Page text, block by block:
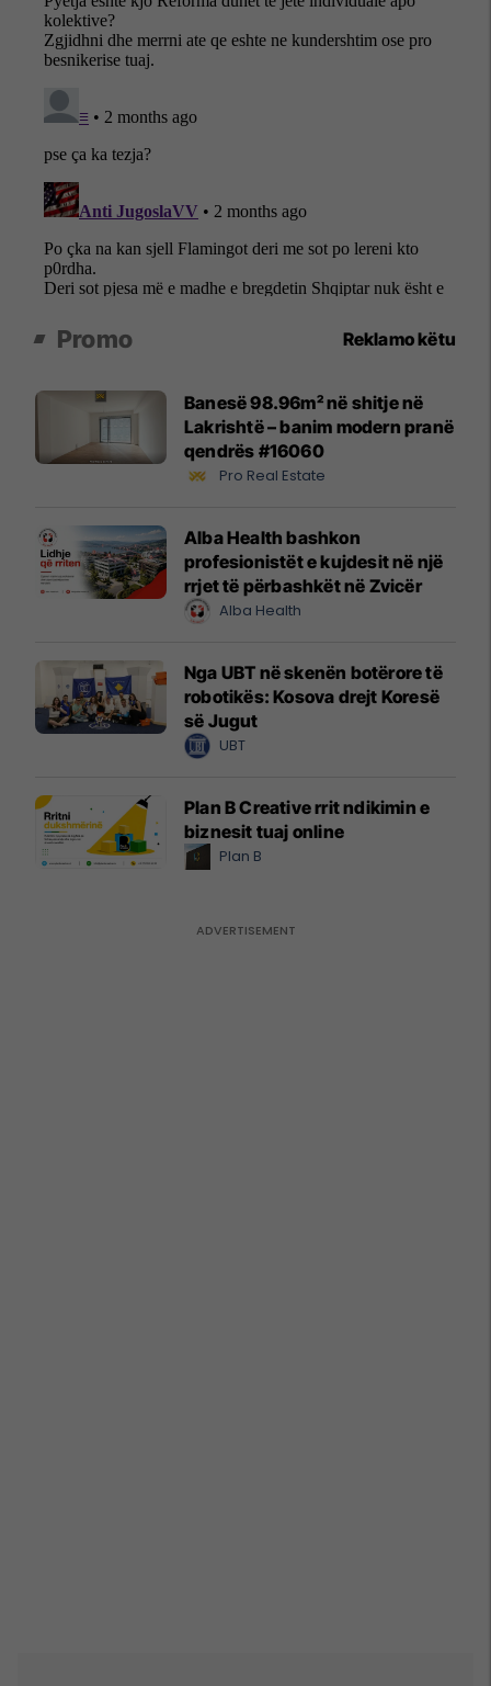
Promo Reklamo këtu
Banesë 98.96m² në shitje në
Lakrishtë – banim modern pranë
qendrës #16060
Pro Real Estate
Alba Health bashkon
profesionistët e kujdesit në një
rrjet të përbashkët në Zvicër
Alba Health
Nga UBT në skenën botërore të
robotikës: Kosova drejt Koresë
së Jugut
UBT
Plan B Creative rrit ndikimin e
biznesit tuaj online
Plan B